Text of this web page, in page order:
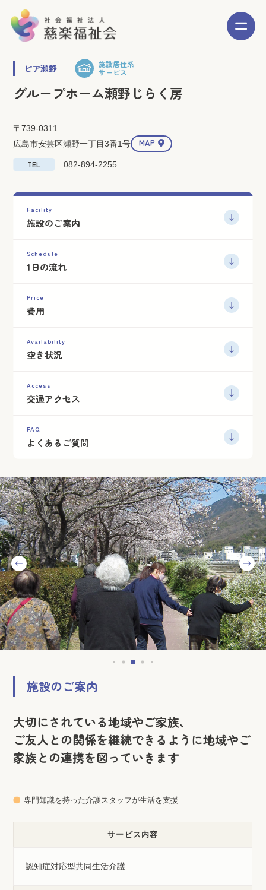
ピア瀬野
施設居住系
サービス
グループホーム瀬野じらく房
〒739-0311
広島市安芸区瀬野一丁目3番1号
MAP
TEL 082-894-2255
Facility
施設のご案内
Schedule
1日の流れ
Price
費用
Availability
空き状況
Access
交通アクセス
FAQ
よくあるご質問
グループホーム瀬野じらく房外観
施設のご案内
大切にされている地域やご家族、
ご友人との関係を継続できるように地域やご
家族との連携を図っていきます
専門知識を持った介護スタッフが生活を支援
サービス内容
認知症対応型共同生活介護